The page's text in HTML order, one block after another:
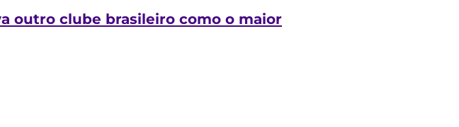
outro clube brasileiro como o maior